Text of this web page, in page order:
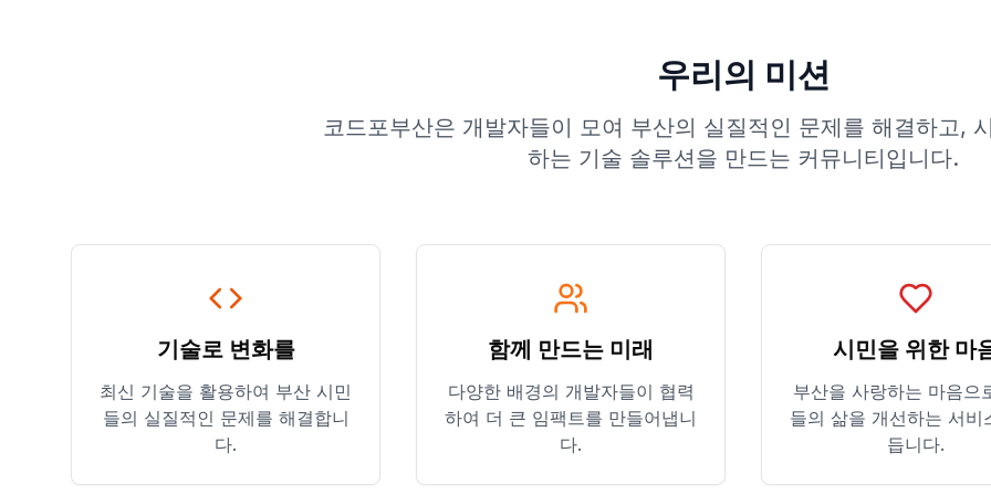
우리의 미션
코드포부산은 개발자들이 모여 부산의 실질적인 문제를 해결하고,
하는 기술 솔루션을 만드는 커뮤니티입니다.
기술로 변화를
최신 기술을 활용하여 부산 시민
들의 실질적인 문제를 해결합니
다.
함께 만드는 미래
다양한 배경의 개발자들이 협력
하여 더 큰 임팩트를 만들어냅니
다.
시민을 위한 마
부산을 사랑하는 마음으
들의 삶을 개선하는 서비
듭니다.